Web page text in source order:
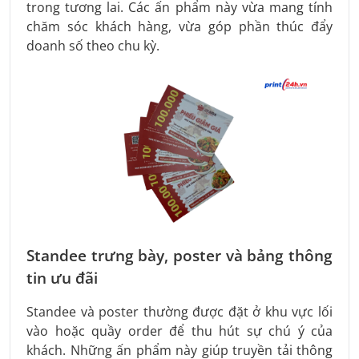
trong tương lai. Các ấn phẩm này vừa mang tính
chăm sóc khách hàng, vừa góp phần thúc đẩy
doanh số theo chu kỳ.
Standee trưng bày, poster và bảng thông
tin ưu đãi
Standee và poster thường được đặt ở khu vực lối
vào hoặc quầy order để thu hút sự chú ý của
khách. Những ấn phẩm này giúp truyền tải thông